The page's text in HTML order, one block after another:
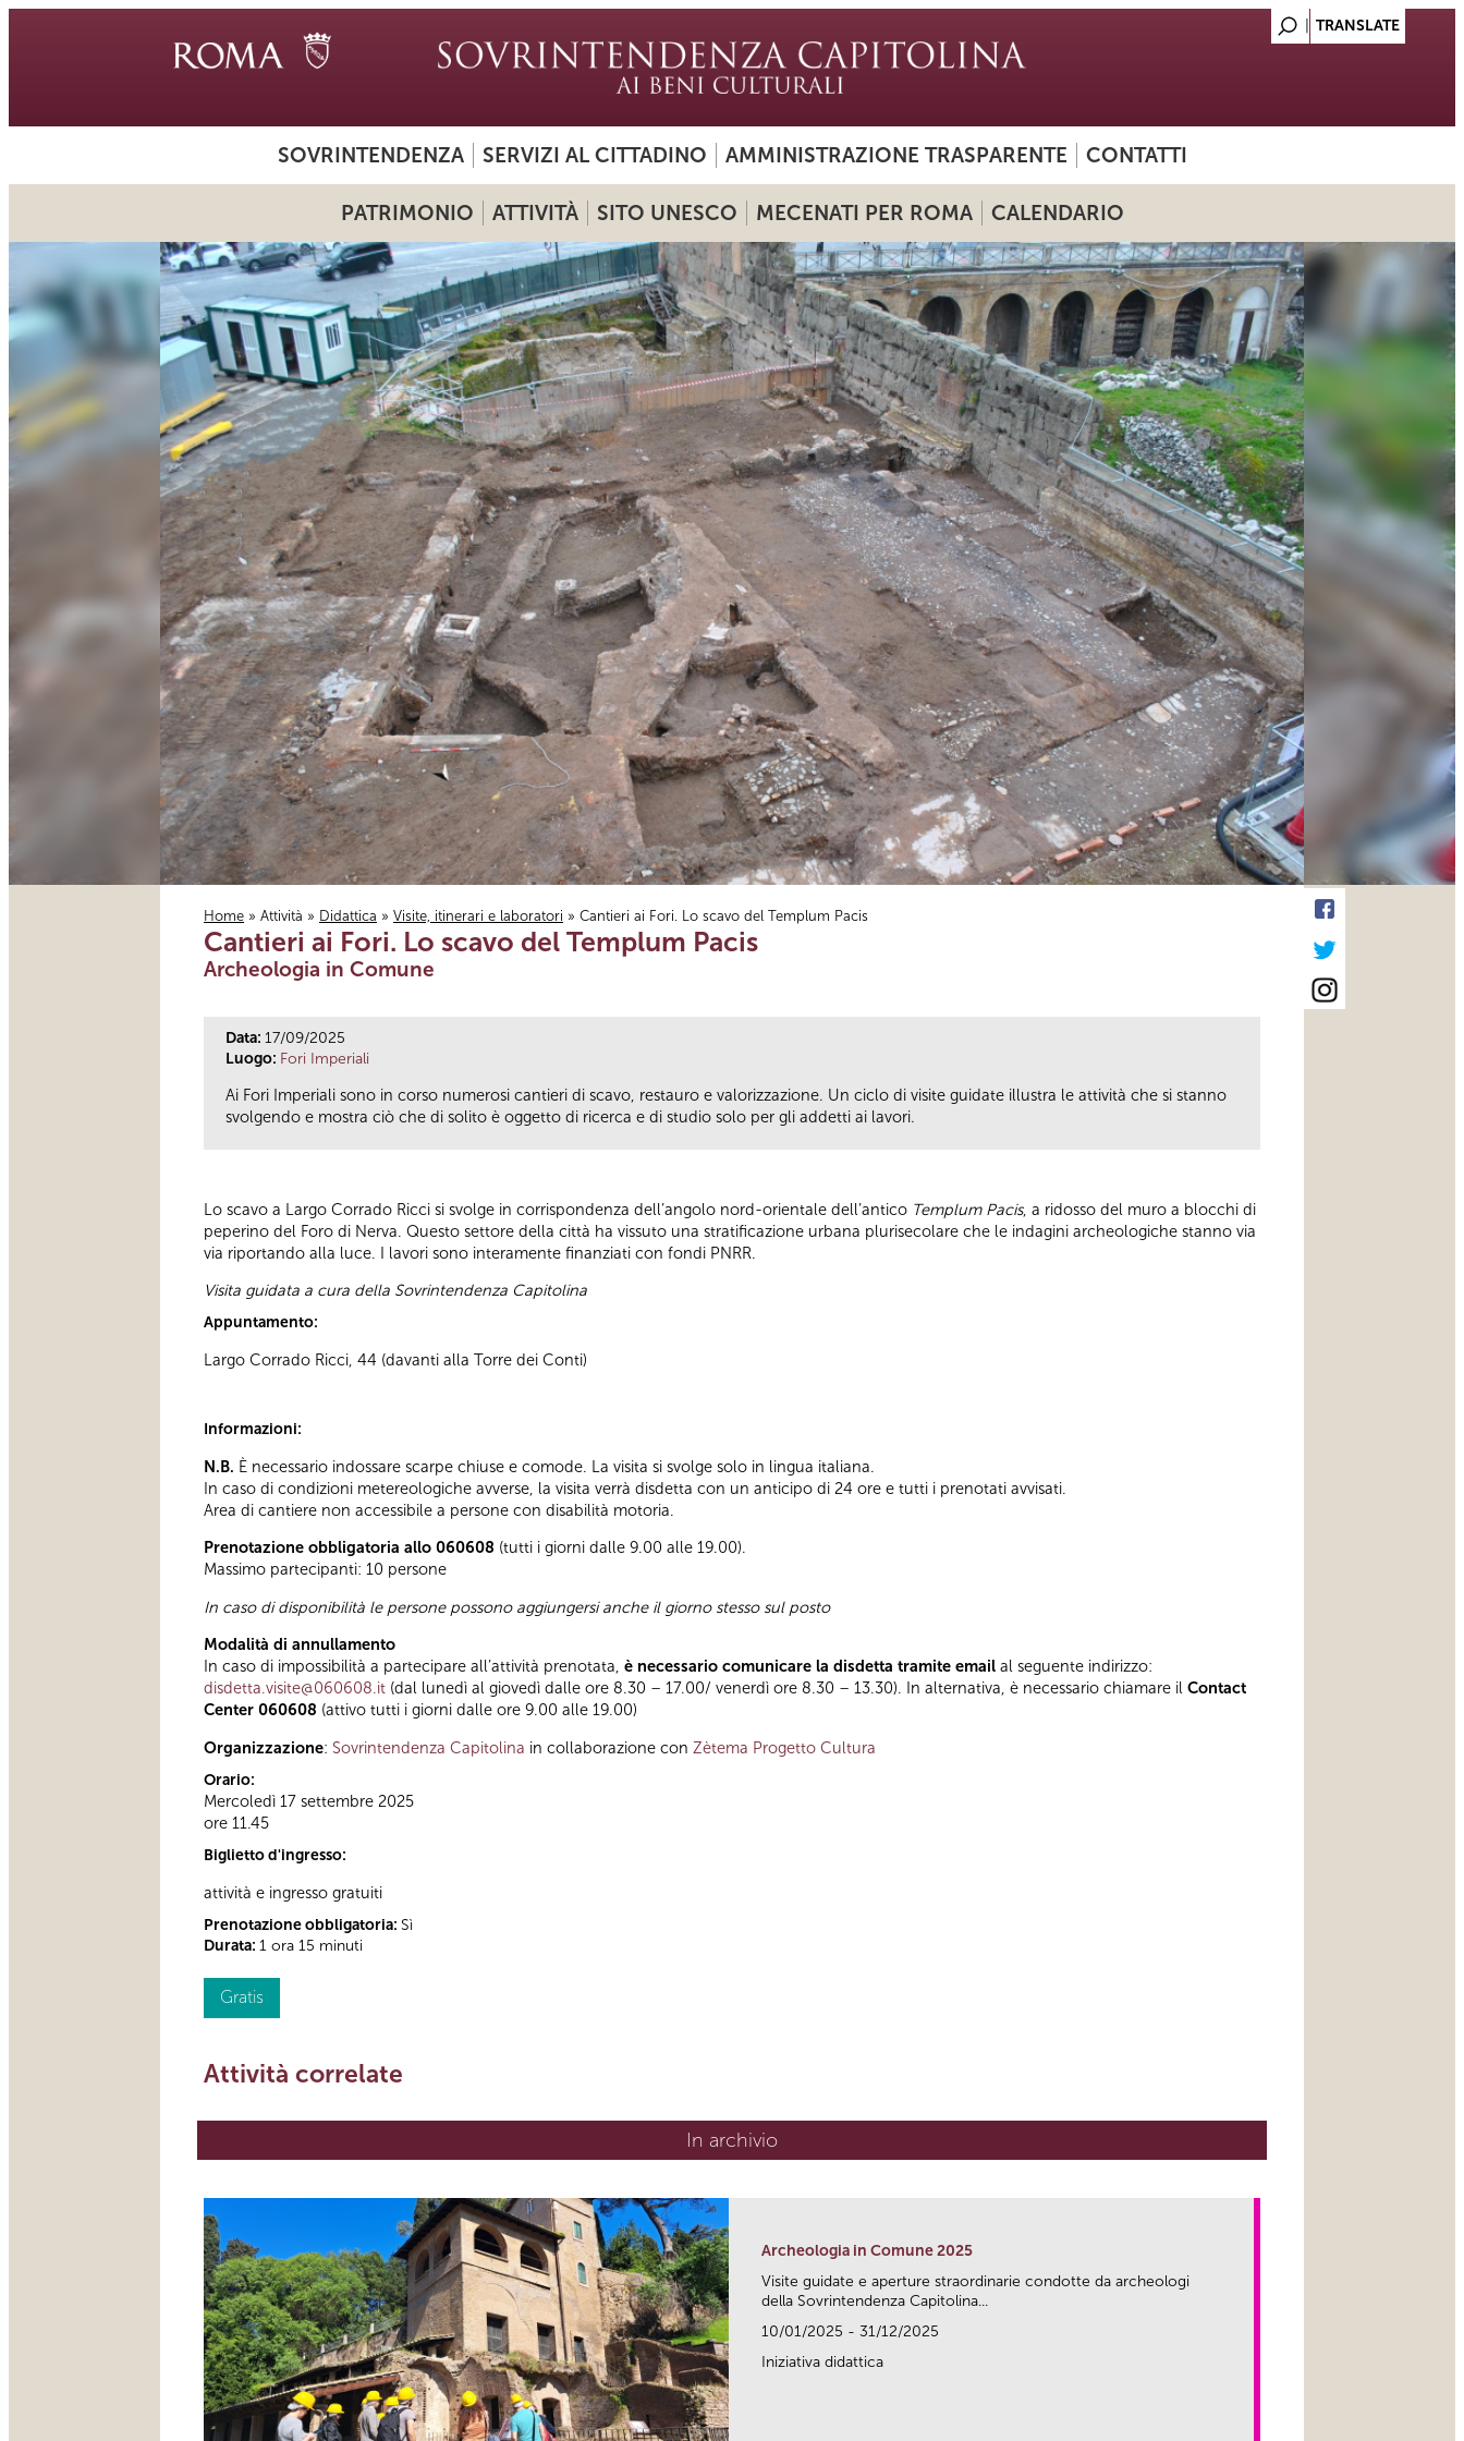
SOVRINTENDENZA SERVIZI AL CITTADINO AMMINISTRAZIONE TRASPARENTE CONTATTI
PATRIMONIO ATTIVITÀ SITO UNESCO MECENATI PER ROMA CALENDARIO
Tu sei qui
Home » Attività » Didattica » Visite, itinerari e laboratori » Cantieri ai Fori. Lo scavo del Templum Pacis
Cantieri ai Fori. Lo scavo del Templum Pacis
Archeologia in Comune
Data: 17/09/2025
Luogo: Fori Imperiali
Ai Fori Imperiali sono in corso numerosi cantieri di scavo, restauro e valorizzazione. Un ciclo di visite guidate illustra le attività che si stanno
svolgendo e mostra ciò che di solito è oggetto di ricerca e di studio solo per gli addetti ai lavori.
Lo scavo a Largo Corrado Ricci si svolge in corrispondenza dell’angolo nord-orientale dell’antico Templum Pacis, a ridosso del muro a blocchi di
peperino del Foro di Nerva. Questo settore della città ha vissuto una stratificazione urbana plurisecolare che le indagini archeologiche stanno via
via riportando alla luce. I lavori sono interamente finanziati con fondi PNRR.
Visita guidata a cura della Sovrintendenza Capitolina
Appuntamento:
Largo Corrado Ricci, 44 (davanti alla Torre dei Conti)
Informazioni:
N.B. È necessario indossare scarpe chiuse e comode. La visita si svolge solo in lingua italiana.
In caso di condizioni metereologiche avverse, la visita verrà disdetta con un anticipo di 24 ore e tutti i prenotati avvisati.
Area di cantiere non accessibile a persone con disabilità motoria.
Prenotazione obbligatoria allo 060608 (tutti i giorni dalle 9.00 alle 19.00).
Massimo partecipanti: 10 persone
In caso di disponibilità le persone possono aggiungersi anche il giorno stesso sul posto
Modalità di annullamento
In caso di impossibilità a partecipare all’attività prenotata, è necessario comunicare la disdetta tramite email al seguente indirizzo:
disdetta.visite@060608.it (dal lunedì al giovedì dalle ore 8.30 – 17.00/ venerdì ore 8.30 – 13.30). In alternativa, è necessario chiamare il Contact
Center 060608 (attivo tutti i giorni dalle ore 9.00 alle 19.00)
Organizzazione: Sovrintendenza Capitolina in collaborazione con Zètema Progetto Cultura
Orario:
Mercoledì 17 settembre 2025
ore 11.45
Biglietto d'ingresso:
attività e ingresso gratuiti
Prenotazione obbligatoria: Sì
Durata: 1 ora 15 minuti
Gratis
Attività correlate
In archivio
Archeologia in Comune 2025
Visite guidate e aperture straordinarie condotte da archeologi
della Sovrintendenza Capitolina...
10/01/2025 - 31/12/2025
Iniziativa didattica